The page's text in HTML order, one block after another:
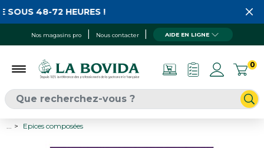
Nos magasins pro Nous contacter AIDE EN LIGNE
0
48-72 HEURES !
Epices composées